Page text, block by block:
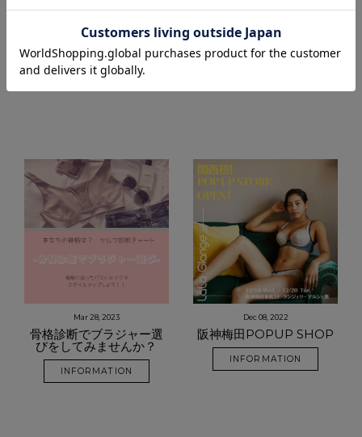
【阪神梅田本店】期間限
定ポップアップストア
OPENのお知らせ
INFORMATION
【お知らせ】倉庫移転に
ついて
Mar 28, 2023
骨格診断でブラジャー選
びをしてみませんか？
INFORMATION
Dec 08, 2022
阪神梅田POPUP SHOP
INFORMATION